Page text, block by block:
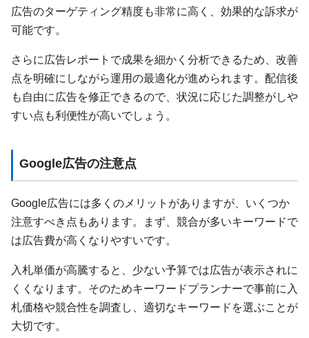
広告のターゲティング精度も非常に高く、効果的な訴求が
可能です。
さらに広告レポートで成果を細かく分析できるため、改善
点を明確にしながら運用の最適化が進められます。配信後
も自由に広告を修正できるので、状況に応じた調整がしや
すい点も利便性が高いでしょう。
Google広告の注意点
Google広告には多くのメリットがありますが、いくつか
注意すべき点もあります。まず、競合が多いキーワードで
は広告費が高くなりやすいです。
入札単価が高騰すると、少ない予算では広告が表示されに
くくなります。そのためキーワードプランナーで事前に入
札価格や競合性を調査し、適切なキーワードを選ぶことが
大切です。